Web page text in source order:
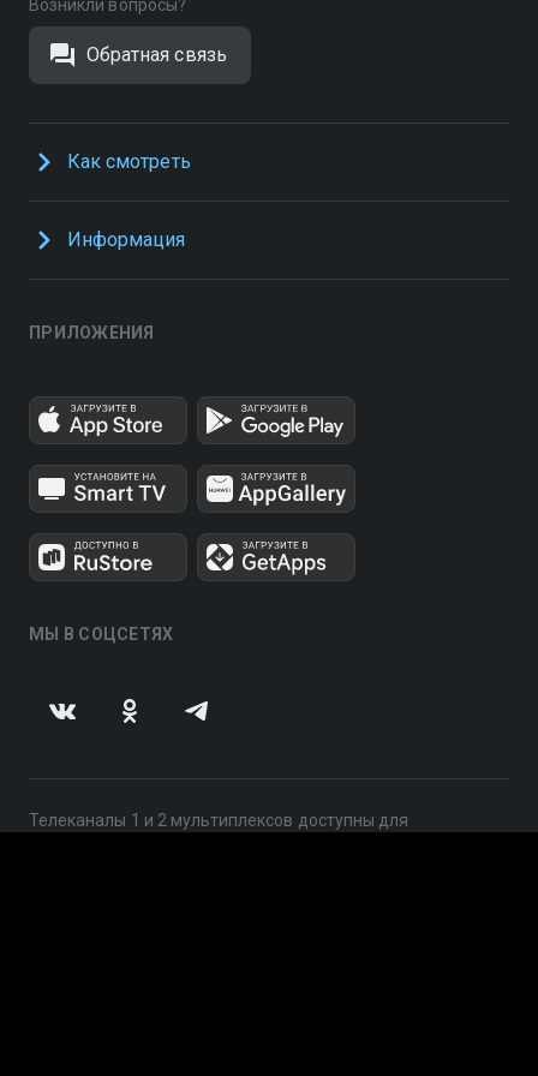
Возникли вопросы?
Обратная связь
Как смотреть
Информация
ПРИЛОЖЕНИЯ
МЫ В СОЦСЕТЯХ
Телеканалы 1 и 2 мультиплексов доступны для